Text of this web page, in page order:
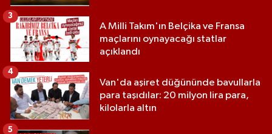
A Milli Takım'ın Belçika ve Fransa
maçlarını oynayacağı statlar
açıklandı
3
Van'da aşiret düğününde bavullarla
para taşıdılar: 20 milyon lira para,
kilolarla altın
4
5